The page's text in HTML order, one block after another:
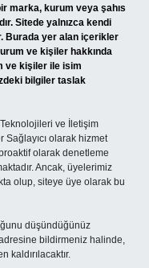
marka, kurum veya şahıs
Sitede yalnızca kendi
Burada yer alan içerikler
ve kişiler hakkında
ve kişiler ile isim
bilgiler taslak
ve İletişim
Sağlayıcı olarak hizmet
olarak denetleme
Ancak, üyelerimiz
olup, siteye üye olarak bu
düşündüğünüz
bildirmeniz halinde,
kaldırılacaktır.